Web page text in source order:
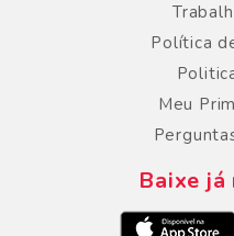
Política
Meu
Baixe já